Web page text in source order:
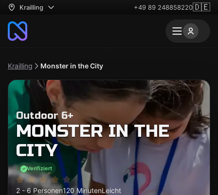
Krailling +49 89 248858220🇩🇪
Krailling Monster in the City
Outdoor 6+
MONSTER IN THE
CITY
Verifiziert
2 - 6 Personen120 MinutenLeicht